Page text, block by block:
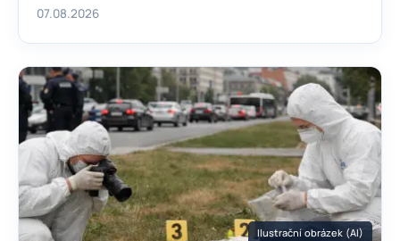
07.08.2026
Ilustrační obrázek (AI)